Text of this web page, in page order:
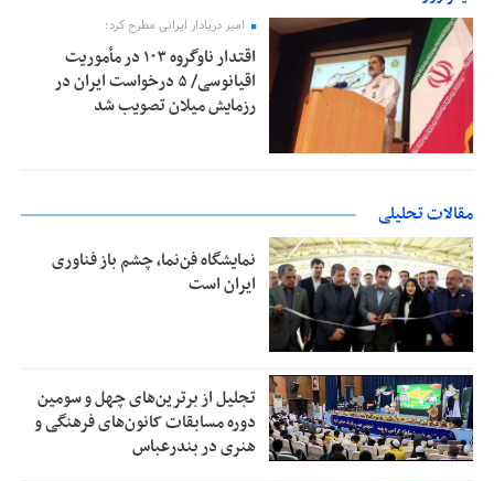
امیر دریادار ایرانی مطرح کرد؛
اقتدار ناوگروه ۱۰۳ در مأموریت‌
اقیانوسی/ ۵ درخواست ایران در
رزمایش میلان تصویب شد
مقالات تحلیلی
نمایشگاه فن‌نما، چشم باز فناوری
ایران است
تجلیل از بر‌ترین‌های چهل و سومین
دوره مسابقات کانون‌های فرهنگی و
هنری در بندرعباس